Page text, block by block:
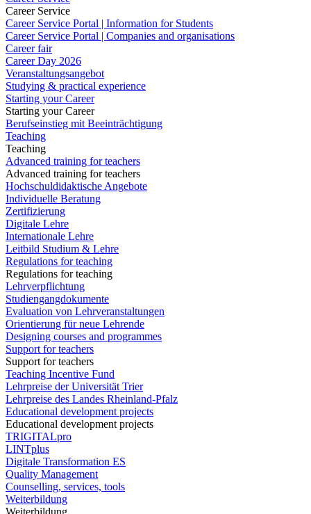
Career Service
Career Service Portal | Information for Students
Career Service Portal | Companies and organisations
Career fair
Career Day 2026
Veranstaltungsangebot
Studying & practical experience
Starting your Career
Starting your Career
Berufseinstieg mit Beeinträchtigung
Teaching
Teaching
Advanced training for teachers
Advanced training for teachers
Hochschuldidaktische Angebote
Individuelle Beratung
Zertifizierung
Digitale Lehre
Internationale Lehre
Leitbild Studium & Lehre
Regulations for teaching
Regulations for teaching
Lehrverpflichtung
Studiengangdokumente
Evaluation von Lehrveranstaltungen
Orientierung für neue Lehrende
Designing courses and programmes
Support for teachers
Support for teachers
Teaching Incentive Fund
Lehrpreise der Universität Trier
Lehrpreise des Landes Rheinland-Pfalz
Educational development projects
Educational development projects
TRIGITALpro
LINTplus
Digitale Transformation ES
Quality Management
Counselling, services, tools
Weiterbildung
Weiterbildung